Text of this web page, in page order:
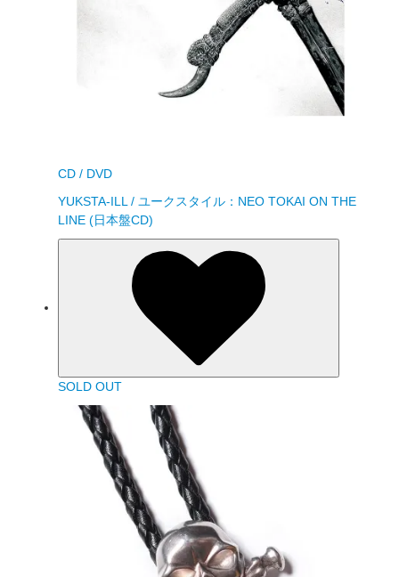
CD / DVD
YUKSTA-ILL / ユークスタイル：NEO TOKAI ON THE
LINE (日本盤CD)
SOLD OUT